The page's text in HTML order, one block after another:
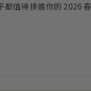
值得排進你的 2026